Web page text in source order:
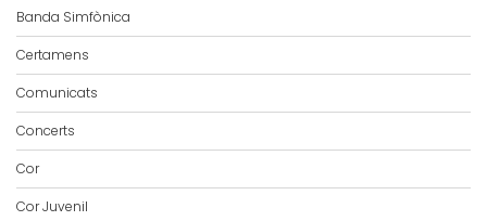
Banda Simfònica
Certamens
Comunicats
Concerts
Cor
Cor Juvenil